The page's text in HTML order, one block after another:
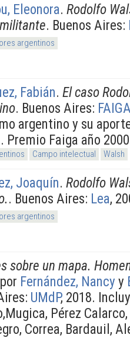
Eleonora. Rodolfo
. Buenos Aires:
argentinos
Fabián. El caso
. Buenos Aires:
argentino y su
Premio Faiga año 2000
Campo intelectual Walsh
Joaquín. Rodolfo
. Buenos Aires: Lea,
argentinos
sobre un mapa.
Fernández, Nancy y
UMdP, 2018.
Pérez
Correa, Bardauil,